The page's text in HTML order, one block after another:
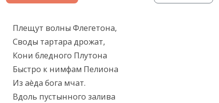
Текст произведения
Плещут волны Флегетона,
Своды тартара дрожат,
Кони бледного Плутона
Быстро к нимфам Пелиона
Из aèда бога мчат.
Вдоль пустынного залива